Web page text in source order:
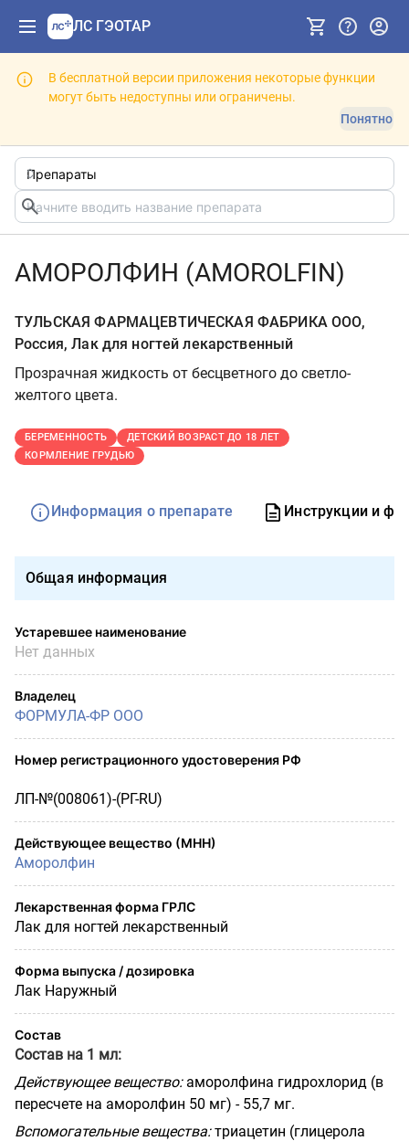
ЛС ГЭОТАР
В бесплатной версии приложения некоторые функции
могут быть недоступны или ограничены.
Понятно
АМОРОЛФИН (AMOROLFIN)
ТУЛЬСКАЯ ФАРМАЦЕВТИЧЕСКАЯ ФАБРИКА ООО,
Россия, Лак для ногтей лекарственный
Прозрачная жидкость от бесцветного до светло-
желтого цвета.
БЕРЕМЕННОСТЬ
ДЕТСКИЙ ВОЗРАСТ ДО 18 ЛЕТ
КОРМЛЕНИЕ ГРУДЬЮ
Информация о препарате Инструкции и
Общая информация
Устаревшее наименование
Нет данных
Владелец
ФОРМУЛА-ФР ООО
Номер регистрационного удостоверения РФ
ЛП-№(008061)-(РГ-RU)
Действующее вещество (МНН)
Аморолфин
Лекарственная форма ГРЛС
Лак для ногтей лекарственный
Форма выпуска / дозировка
Лак Наружный
Состав
Состав на 1 мл:
Действующее вещество:аморолфина гидрохлорид (в
пересчете на аморолфин 50 мг) - 55,7 мг.
Вспомогательные вещества:триацетин (глицерола